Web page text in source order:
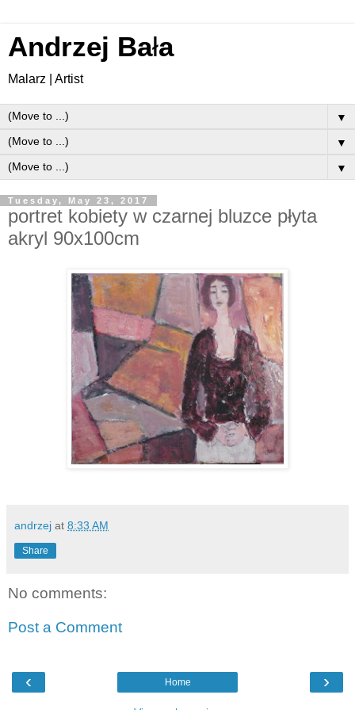
Andrzej Bała
Malarz | Artist
▼
▼
▼
Tuesday, May 23, 2017
portret kobiety w czarnej bluzce płyta
akryl 90x100cm
andrzej at 8:33 AM
Share
No comments:
Post a Comment
‹ ›
Home